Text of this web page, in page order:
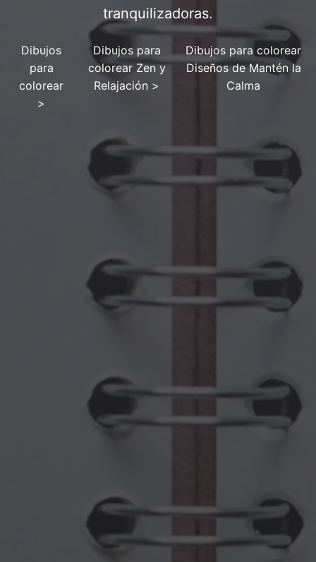
tranquilizadoras.
Dibujos
para
colorear
>
Dibujos para
colorear Zen y
Relajación >
Dibujos para colorear
Diseños de Mantén la
Calma